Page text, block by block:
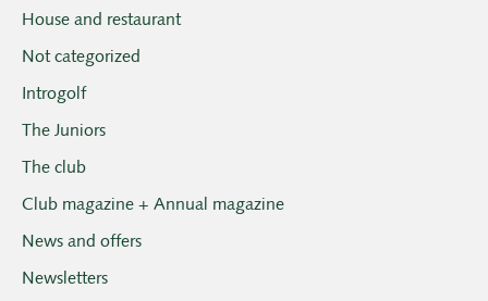
House and restaurant
Not categorized
Introgolf
The Juniors
The club
Club magazine + Annual magazine
News and offers
Newsletters